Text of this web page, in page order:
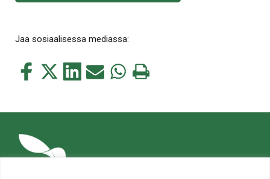
Jaa sosiaalisessa mediassa:
Jaa
Jaa
Jaa Jaa Jaa Tulosta